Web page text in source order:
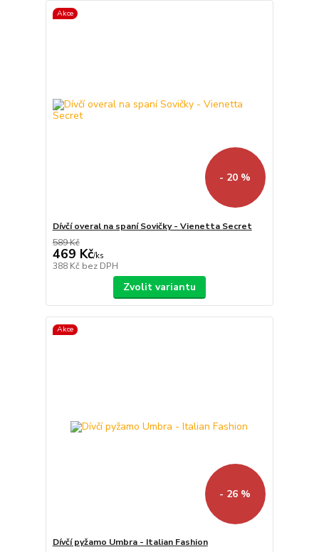
Akce
- 20 %
Dívčí overal na spaní Sovičky - Vienetta Secret
589 Kč
469 Kč/ks
388 Kč bez DPH
Zvolit variantu
Akce
- 26 %
Dívčí pyžamo Umbra - Italian Fashion